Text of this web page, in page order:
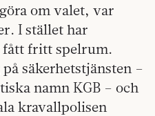
om valet, var
I stället har
fått fritt spelrum.
säkerhetstjänsten –
namn KGB – och
kravallpolisen